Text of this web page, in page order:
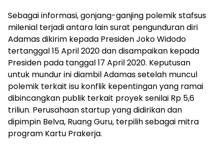
Sebagai informasi, gonjang-ganjing polemik stafsus
milenial terjadi antara lain surat pengunduran diri
Adamas dikirim kepada Presiden Joko Widodo
tertanggal 15 April 2020 dan disampaikan kepada
Presiden pada tanggal 17 April 2020. Keputusan
untuk mundur ini diambil Adamas setelah muncul
polemik terkait isu konflik kepentingan yang ramai
dibincangkan publik terkait proyek senilai Rp 5,6
triliun. Perusahaan startup yang didirikan dan
dipimpin Belva, Ruang Guru, terpilih sebagai mitra
program Kartu Prakerja.